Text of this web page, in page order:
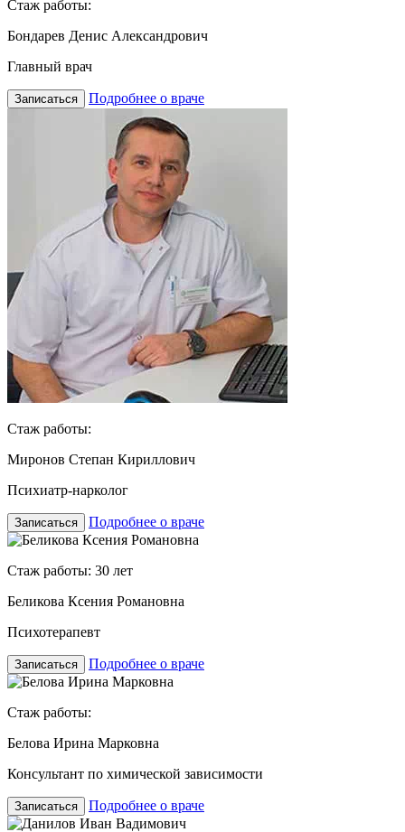
Стаж работы:
Бондарев Денис Александрович
Главный врач
Записаться Подробнее о враче
Стаж работы:
Миронов Степан Кириллович
Психиатр-нарколог
Записаться Подробнее о враче
Стаж работы: 30 лет
Беликова Ксения Романовна
Психотерапевт
Записаться Подробнее о враче
Стаж работы:
Белова Ирина Марковна
Консультант по химической зависимости
Записаться Подробнее о враче